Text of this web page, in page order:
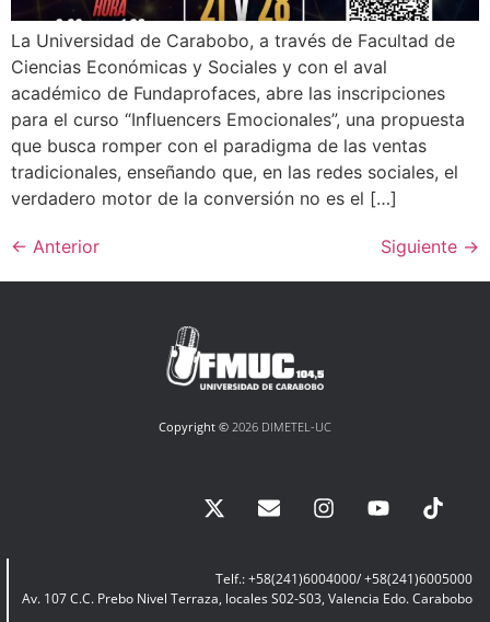
La Universidad de Carabobo, a través de Facultad de
Ciencias Económicas y Sociales y con el aval
académico de Fundaprofaces, abre las inscripciones
para el curso “Influencers Emocionales”, una propuesta
que busca romper con el paradigma de las ventas
tradicionales, enseñando que, en las redes sociales, el
verdadero motor de la conversión no es el […]
← Anterior Siguiente →
Copyright © 2026 DIMETEL-UC
Telf.: +58(241)6004000/ +58(241)6005000
Av. 107 C.C. Prebo Nivel Terraza, locales S02-S03, Valencia Edo. Carabobo